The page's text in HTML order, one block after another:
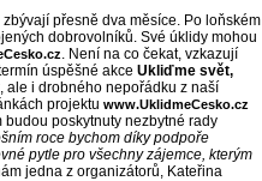
přesně dva měsíce. Po loňském
dobrovolníků. Své úklidy mohou
. Není na co čekat, vzkazují
úspěšné akce Ukliďme svět,
ale i drobného nepořádku z naší
projektu www.UklidmeCesko.cz
poskytnuty nezbytné rady
roce bychom díky podpoře
pytle pro všechny zájemce, kterým
jedna z organizátorů, Kateřina